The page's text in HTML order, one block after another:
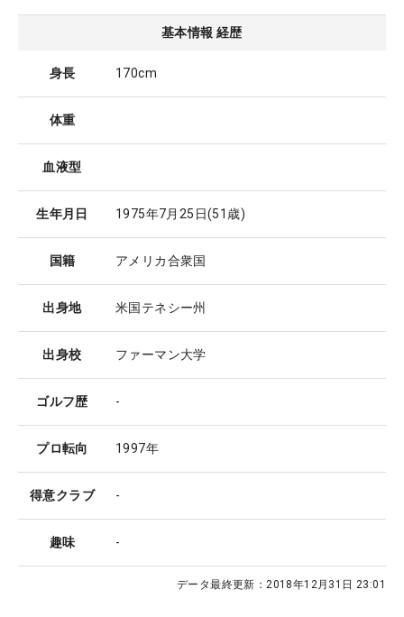
基本情報 経歴
身長 170cm
体重
血液型
生年月日 1975年7月25日(51歳)
国籍 アメリカ合衆国
出身地 米国テネシー州
出身校 ファーマン大学
ゴルフ歴 -
プロ転向 1997年
得意クラブ -
趣味 -
データ最終更新：2018年12月31日 23:01